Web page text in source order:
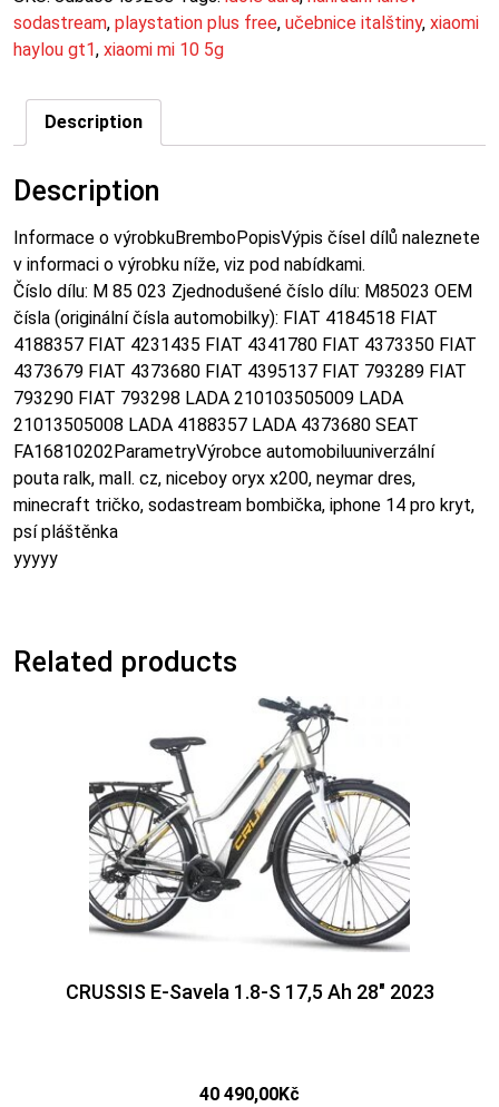
sodastream, playstation plus free, učebnice italštiny, xiaomi
haylou gt1, xiaomi mi 10 5g
Description
Description
Informace o výrobkuBremboPopisVýpis čísel dílů naleznete
v informaci o výrobku níže, viz pod nabídkami.
Číslo dílu: M 85 023 Zjednodušené číslo dílu: M85023 OEM
čísla (originální čísla automobilky): FIAT 4184518 FIAT
4188357 FIAT 4231435 FIAT 4341780 FIAT 4373350 FIAT
4373679 FIAT 4373680 FIAT 4395137 FIAT 793289 FIAT
793290 FIAT 793298 LADA 210103505009 LADA
21013505008 LADA 4188357 LADA 4373680 SEAT
FA16810202ParametryVýrobce automobiluuniverzální
pouta ralk, mall. cz, niceboy oryx x200, neymar dres,
minecraft tričko, sodastream bombička, iphone 14 pro kryt,
psí pláštěnka
yyyyy
Related products
CRUSSIS E-Savela 1.8-S 17,5 Ah 28″ 2023
40 490,00Kč